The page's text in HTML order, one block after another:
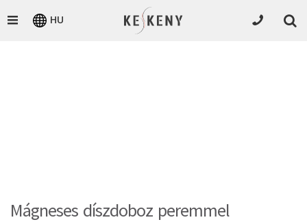
HU
Mágneses díszdoboz peremmel